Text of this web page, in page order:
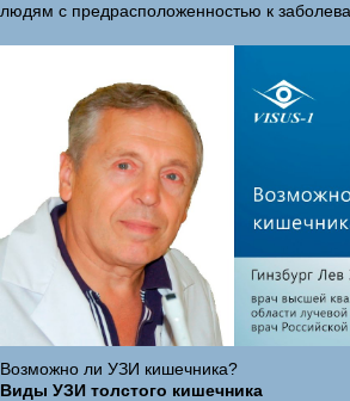
людям с предрасположенностью к
Возможно ли УЗИ кишечника?
Виды УЗИ толстого кишечника